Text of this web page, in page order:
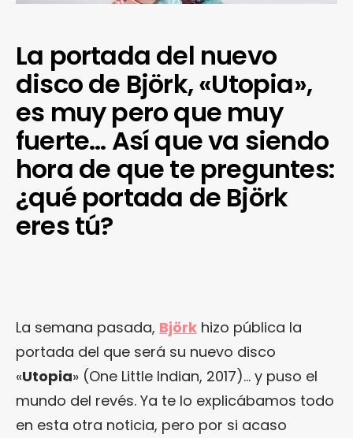
La portada del nuevo
disco de Björk, «Utopia»,
es muy pero que muy
fuerte… Así que va siendo
hora de que te preguntes:
¿qué portada de Björk
eres tú?
La semana pasada, Björk hizo pública la
portada del que será su nuevo disco
«Utopia» (One Little Indian, 2017)… y puso el
mundo del revés. Ya te lo explicábamos todo
en esta otra noticia, pero por si acaso